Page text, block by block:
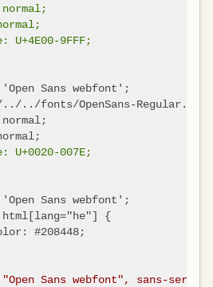
9FFF;
Sans webfont';
../fonts/OpenSans-
007E;
{
#208448;
Sans webfont", sans-serif;